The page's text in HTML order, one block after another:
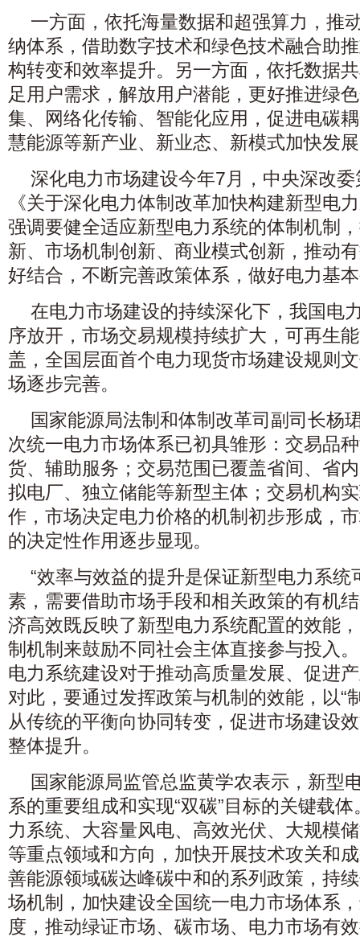
一方面，依托海量数据和超强算力，推
纳体系，借助数字技术和绿色技术融合助
构转变和效率提升。另一方面，依托数据
足用户需求，解放用户潜能，更好推进绿
集、网络化传输、智能化应用，促进电碳
慧能源等新产业、新业态、新模式加快发
深化电力市场建设今年7月，中央深改
《关于深化电力体制改革加快构建新型电
强调要健全适应新型电力系统的体制机制
新、市场机制创新、商业模式创新，推动
好结合，不断完善政策体系，做好电力基
在电力市场建设的持续深化下，我国电
序放开，市场交易规模持续扩大，可再生
盖，全国层面首个电力现货市场建设规则
场逐步完善。
国家能源局法制和体制改革司副司长杨
次统一电力市场体系已初具雏形：交易品
货、辅助服务；交易范围已覆盖省间、省
拟电厂、独立储能等新型主体；交易机构
作，市场决定电力价格的机制初步形成，
的决定性作用逐步显现。
“效率与效益的提升是保证新型电力系统
素，需要借助市场手段和相关政策的有机
济高效既反映了新型电力系统配置的效能
制机制来鼓励不同社会主体直接参与投入
电力系统建设对于推动高质量发展、促进
对此，要通过发挥政策与机制的效能，以“
从传统的平衡向协同转变，促进市场建设
整体提升。
国家能源局监管总监黄学农表示，新型
系的重要组成和实现“双碳”目标的关键载
力系统、大容量风电、高效光伏、大规模
等重点领域和方向，加快开展技术攻关和
善能源领域碳达峰碳中和的系列政策，持
场机制，加快建设全国统一电力市场体系
度，推动绿证市场、碳市场、电力市场有